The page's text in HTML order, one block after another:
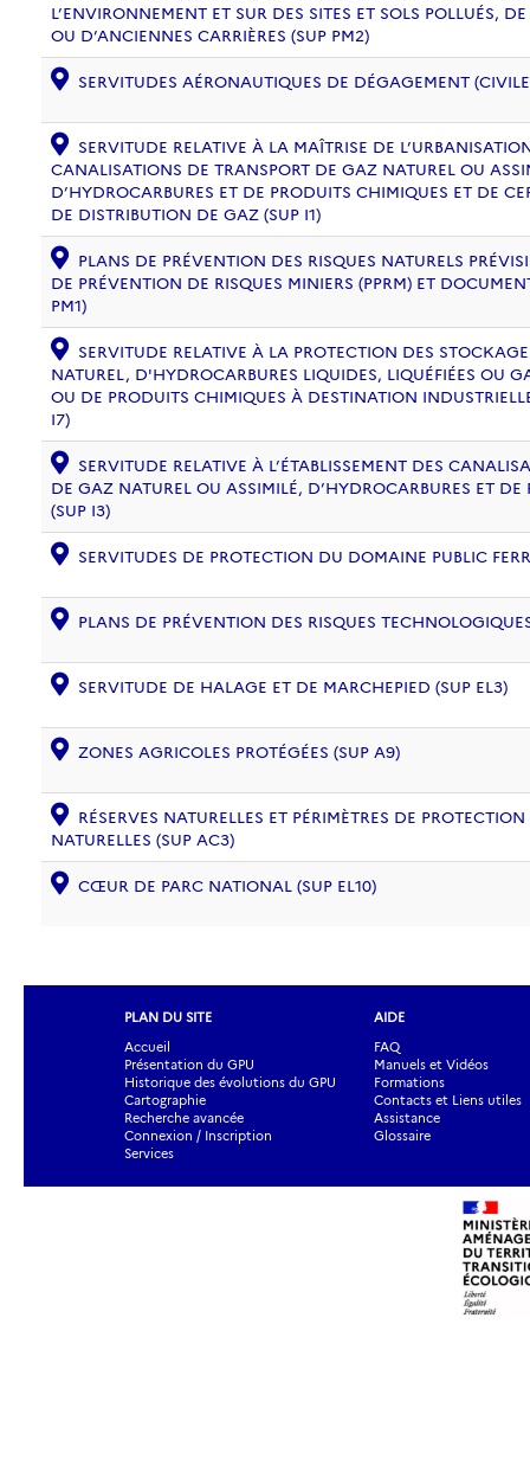
L’ENVIRONNEMENT ET SUR DES SITES ET SOLS POLLUÉS,
OU D’ANCIENNES CARRIÈRES (SUP PM2)
SERVITUDES AÉRONAUTIQUES DE DÉGAGEMENT
SERVITUDE RELATIVE À LA MAÎTRISE DE
CANALISATIONS DE TRANSPORT DE GAZ NATUREL OU
D’HYDROCARBURES ET DE PRODUITS CHIMIQUES ET DE
DE DISTRIBUTION DE GAZ (SUP I1)
PLANS DE PRÉVENTION DES RISQUES NATURELS
DE PRÉVENTION DE RISQUES MINIERS (PPRM) ET
PM1)
SERVITUDE RELATIVE À LA PROTECTION DES
NATUREL, D'HYDROCARBURES LIQUIDES, LIQUÉFIÉES OU
OU DE PRODUITS CHIMIQUES À DESTINATION
I7)
SERVITUDE RELATIVE À L’ÉTABLISSEMENT DES
DE GAZ NATUREL OU ASSIMILÉ, D’HYDROCARBURES ET
(SUP I3)
SERVITUDES DE PROTECTION DU DOMAINE PUBLIC
PLANS DE PRÉVENTION DES RISQUES
SERVITUDE DE HALAGE ET DE MARCHEPIED (SUP EL3)
ZONES AGRICOLES PROTÉGÉES (SUP A9)
RÉSERVES NATURELLES ET PÉRIMÈTRES DE
NATURELLES (SUP AC3)
CŒUR DE PARC NATIONAL (SUP EL10)
PLAN DU SITE
Accueil
Présentation du GPU
Historique des évolutions du GPU
Cartographie
Recherche avancée
Connexion / Inscription
Services
AIDE
FAQ
Manuels et Vidéos
Formations
Contacts et Liens utiles
Assistance
Glossaire